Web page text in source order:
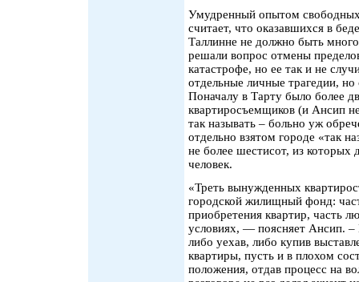
Умудренный опытом
считает, что оказавшихся в
Таллинне не должно быть
решали вопрос отмены
катастрофе, но ее так и не
отдельные личные трагедии,
Поначалу в Тарту было более
квартиросъемщиков (и Ансип
так называть – больно уж
отдельно взятом городе «так
не более шестисот, из которых
человек.
«Треть вынужденных
городской жилищный фонд:
приобретения квартир, часть
условиях, — поясняет Ансип.
либо уехав, либо купив
квартиры, пусть и в плохом
положения, отдав процесс на